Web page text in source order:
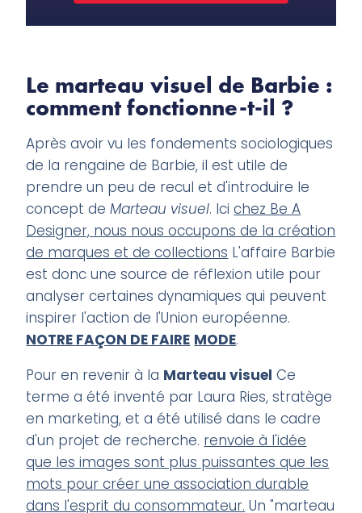
Le marteau visuel de Barbie :
comment fonctionne-t-il ?
Après avoir vu les fondements sociologiques
de la rengaine de Barbie, il est utile de
prendre un peu de recul et d'introduire le
concept deMarteau visuel. Icichez Be A
Designer, nous nous occupons de la création
de marques et de collections L'affaire Barbie
est donc une source de réflexion utile pour
analyser certaines dynamiques qui peuvent
inspirer l'action de l'Union européenne.
NOTRE FAÇON DE FAIRE MODE.
Pour en revenir à la Marteau visuel Ce
terme a été inventé par Laura Ries, stratège
en marketing, et a été utilisé dans le cadre
d'un projet de recherche. renvoie à l'idée
que les images sont plus puissantes que les
mots pour créer une association durable
dans l'esprit du consommateur. Un "marteau